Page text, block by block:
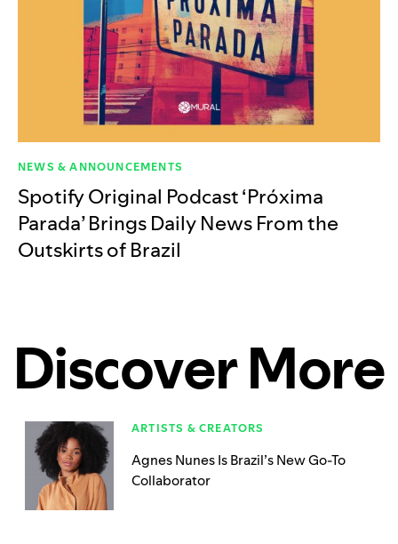
NEWS & ANNOUNCEMENTS
Spotify Original Podcast ‘Próxima
Parada’ Brings Daily News From the
Outskirts of Brazil
Discover More
ARTISTS & CREATORS
Agnes Nunes Is Brazil’s New Go-To
Collaborator